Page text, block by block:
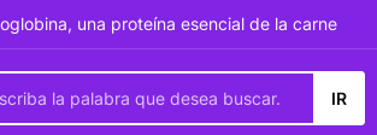
kralbet yeni giriş
una proteína esencial de la carne
IR